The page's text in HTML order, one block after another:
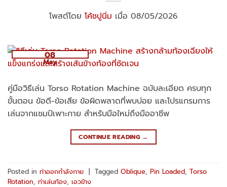
โพสต์โดย โค้ชปูนิ่ม เมื่อ 08/05/2026
08
May
คู่มือวิธีเล่น Torso Rotation Machine ฉบับละเอียด ครบทุก
ขั้นตอน ข้อดี-ข้อเสีย ข้อผิดพลาดที่พบบ่อย และโปรแกรมการ
เล่นจากแชมป์เพาะกาย สำหรับมือใหม่ถึงมืออาชีพ
CONTINUE READING →
Posted in ท่าออกกำลังกาย | Tagged Oblique, Pin Loaded, Torso
Rotation, ท่าเล่นท้อง, เอวข้าง